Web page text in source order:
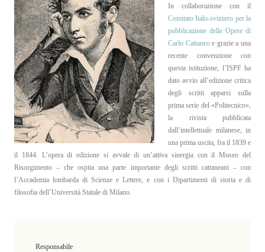
In collaborazione con il
Comitato Italo-svizzero per la
pubblicazione delle Opere di
Carlo Cattaneoe grazie a una
recente convenzione con
questa istituzione, l’ISPF ha
dato avvio all’edizione critica
degli scritti apparsi sulla
prima serie del «Politecnico»,
la rivista pubblicata
dall’intellettuale milanese, in
una prima uscita, fra il 1839 e
il 1844. L’opera di edizione si avvale di un’attiva sinergia con il Museo del
Risorgimento – che ospita una parte importante degli scritti cattaneani – con
l’Accademia lombarda di Scienze e Lettere, e con i Dipartimenti di storia e di
filosofia dell’Università Statale di Milano.
Responsabile